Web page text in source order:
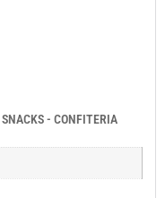
SNACKS - CONFITERIA